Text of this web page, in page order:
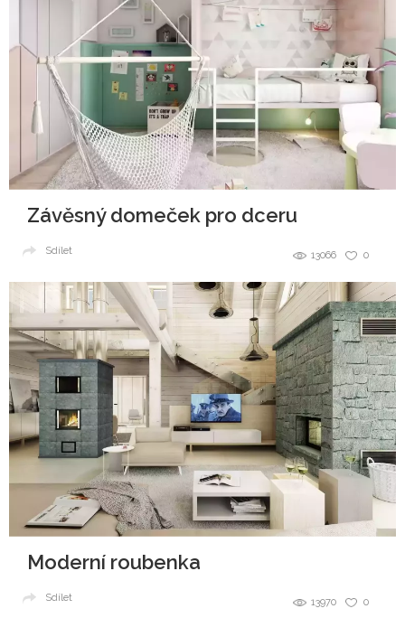
Závěsný domeček pro dceru
0
13066
Sdílet
Moderní roubenka
0
13970
Sdílet